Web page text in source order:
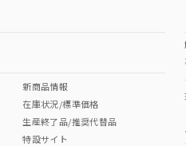
新商品情報
在庫状況/標準価格
生産終了品/推奨代替品
特設サイト